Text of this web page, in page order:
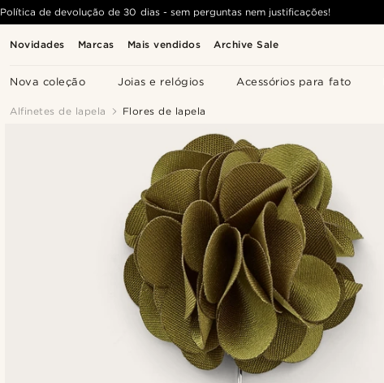
Novidades Marcas Mais vendidos Archive Sale
Nova coleção Joias e relógios Acessórios para fato
Política de devolução de 30 dias - sem perguntas nem justificações!
Alfinetes de lapela Flores de lapela